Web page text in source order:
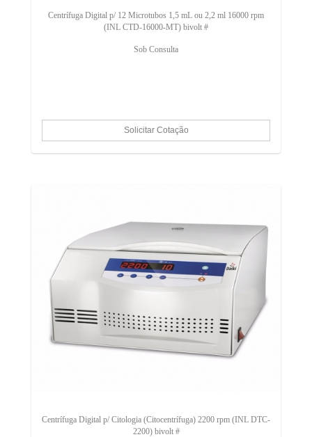
Centrífuga Digital p/ 12 Microtubos 1,5 mL ou 2,2 ml 16000 rpm
(INL CTD-16000-MT) bivolt #
Sob Consulta
Centrífuga Digital p/ Citologia (Citocentrífuga) 2200 rpm (INL DTC-
2200) bivolt #